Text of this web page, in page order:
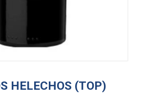
HELECHOS (TOP)